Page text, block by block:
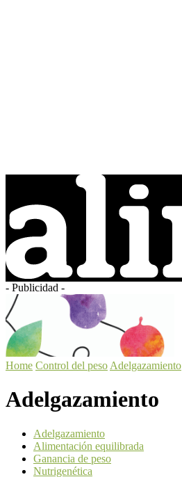
- Publicidad -
Home Control del peso Adelgazamiento
Adelgazamiento
Adelgazamiento
Alimentación equilibrada
Ganancia de peso
Nutrigenética